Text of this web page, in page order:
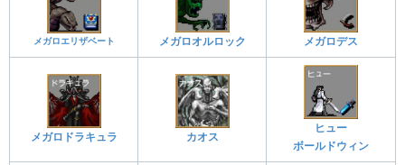
メガロエリザベート メガロオルロック メガロデス
メガロドラキュラ カオス
ヒュー
ボールドウィン